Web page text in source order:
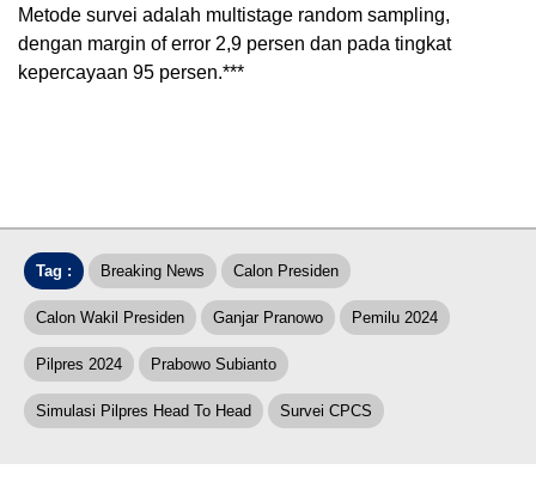
Metode survei adalah multistage random sampling,
dengan margin of error 2,9 persen dan pada tingkat
kepercayaan 95 persen.***
Tag : Breaking News Calon Presiden
Calon Wakil Presiden Ganjar Pranowo Pemilu 2024
Pilpres 2024 Prabowo Subianto
Simulasi Pilpres Head To Head Survei CPCS